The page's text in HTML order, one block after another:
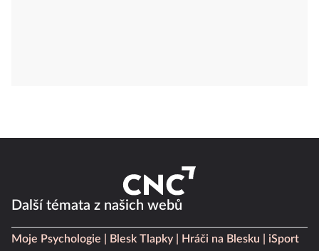
Další témata z našich webů
Moje Psychologie Blesk Tlapky Hráči na Blesku
iSport